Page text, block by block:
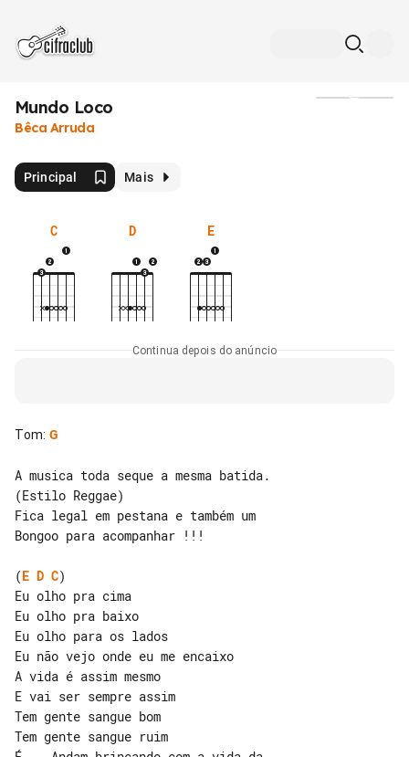
Mundo Loco
Bêca Arruda
Principal Mais
C D E
Continua depois do anúncio
Tom: G
A musica toda seque a mesma batida.
(Estilo Reggae)
Fica legal em pestana e também um
Bongoo para acompanhar !!!
(E D C)
Eu olho pra cima
Eu olho pra baixo
Eu olho para os lados
Eu não vejo onde eu me encaixo
E vai ser sempre assim
Tem gente sangue bom
Tem gente sangue ruim